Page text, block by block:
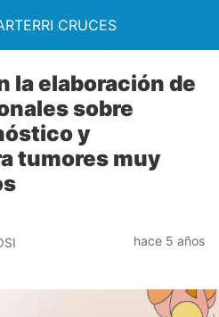
CRUCES
la elaboración de
sobre
y
tumores muy
hace 5 años